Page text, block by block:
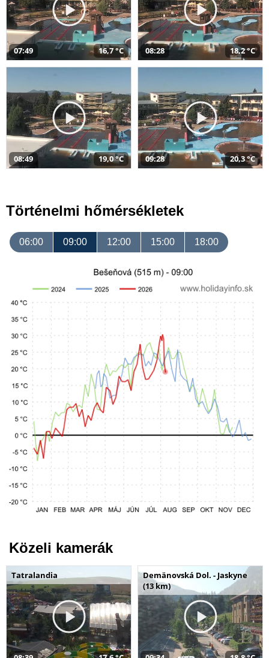
07:49 16,7 °C 08:28 18,2 °C
08:49 19,0 °C 09:28 20,3 °C
Történelmi hőmérsékletek
06:00 09:00 12:00 15:00 18:00
Közeli kamerák
Tatralandia
Demänovská Dol. - Jaskyne
(13 km)